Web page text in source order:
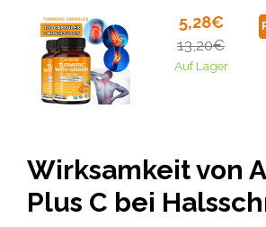
5,28€
13,20€
Auf Lager
Wirksamkeit von
Plus C bei